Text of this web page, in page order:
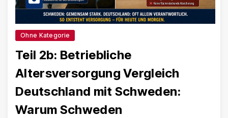
Ohne Kategorie
Teil 2b: Betriebliche
Altersversorgung Vergleich
Deutschland mit Schweden:
Warum Schweden